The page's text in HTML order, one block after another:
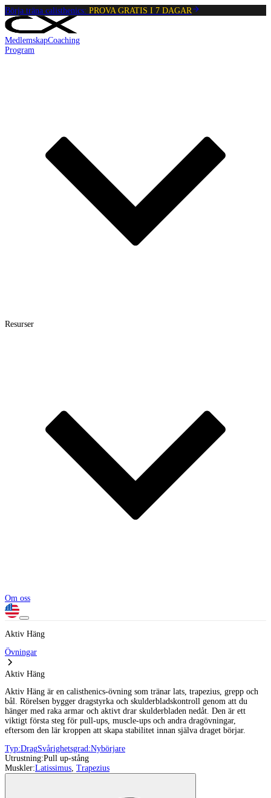
Börja träna calisthenics: PROVA GRATIS I 7 DAGAR
MedlemskapCoaching
Program
Resurser
Om oss
Aktiv Häng
Övningar
Aktiv Häng
Aktiv Häng är en calisthenics-övning som tränar lats, trapezius, grepp och
bål. Rörelsen bygger dragstyrka och skulderbladskontroll genom att du
hänger med raka armar och aktivt drar skulderbladen nedåt. Den är ett
viktigt första steg för pull-ups, muscle-ups och andra dragövningar,
eftersom den lär kroppen att skapa stabilitet innan själva draget börjar.
Typ:DragSvårighetsgrad:Nybörjare
Utrustning:Pull up-stång
Muskler:Latissimus, Trapezius